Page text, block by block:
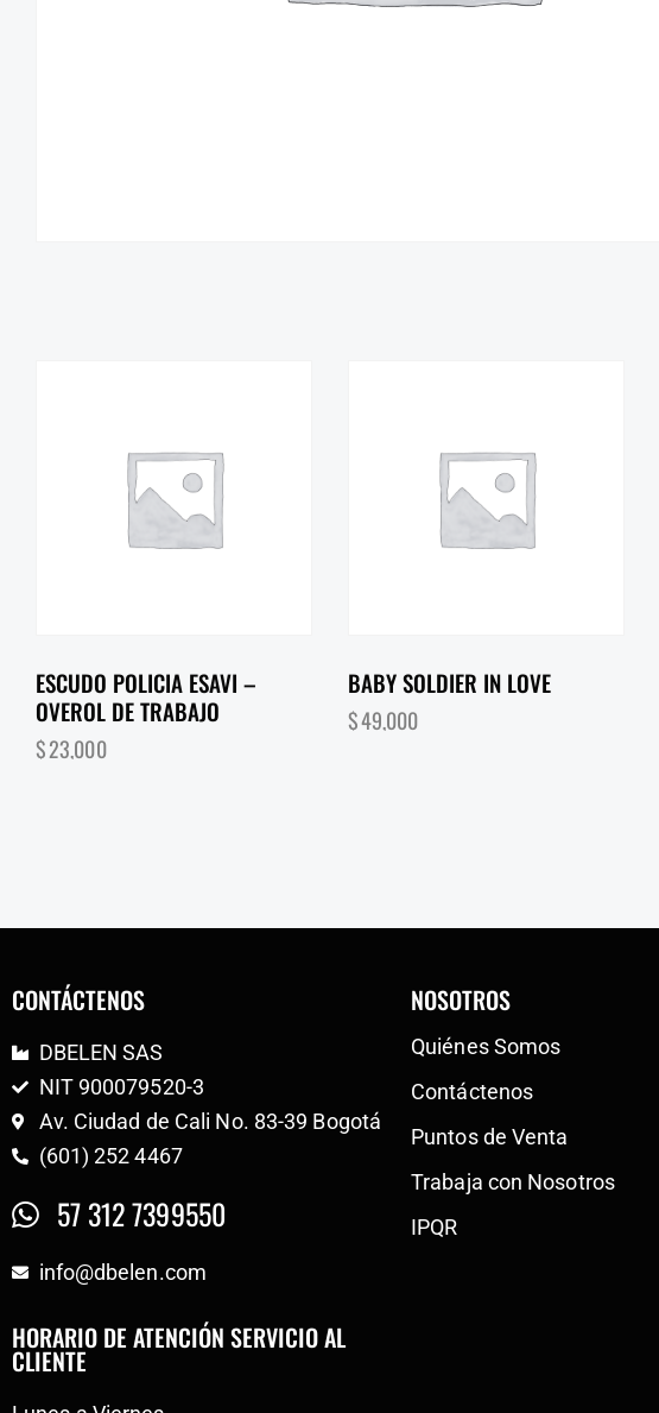
ESCUDO POLICIA ESAVI –
OVEROL DE TRABAJO
$23,000
BABY SOLDIER IN LOVE
$49,000
CONTÁCTENOS
DBELEN SAS
NIT 900079520-3
Av. Ciudad de Cali No. 83-39 Bogotá
(601) 252 4467
57 312 7399550
info@dbelen.com
HORARIO DE ATENCIÓN SERVICIO AL
CLIENTE
NOSOTROS
Quiénes Somos
Contáctenos
Puntos de Venta
Trabaja con Nosotros
IPQR